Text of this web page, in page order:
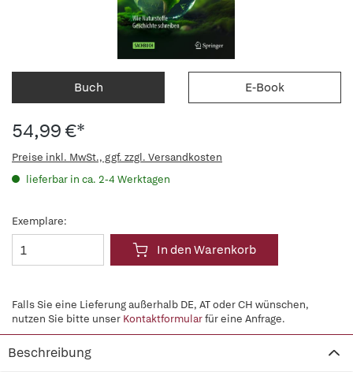
Buch E-Book
54,99 €*
Preise inkl. MwSt., ggf. zzgl. Versandkosten
lieferbar in ca. 2-4 Werktagen
Exemplare:
In den Warenkorb
Falls Sie eine Lieferung außerhalb DE, AT oder CH wünschen,
nutzen Sie bitte unser Kontaktformularfür eine Anfrage.
Beschreibung